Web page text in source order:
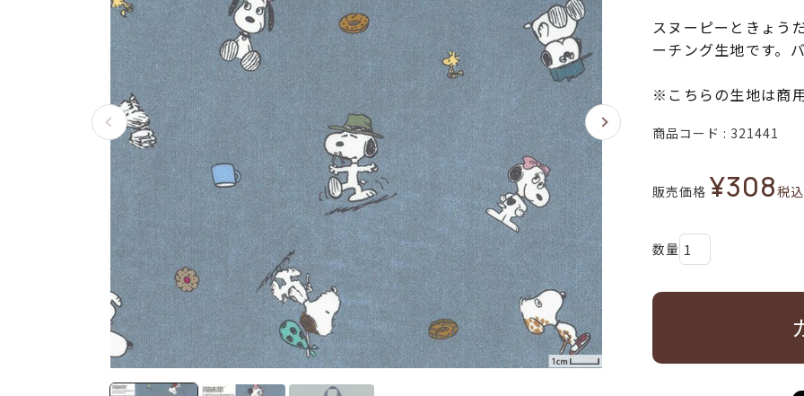
スヌーピーときょう
ーチング生地です。
※こちらの生地は商
商品コード 321441
販売価格 ¥308税込